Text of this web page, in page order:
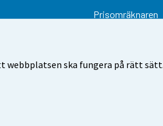
webbplatsen ska fungera på rätt
Prisomräknaren